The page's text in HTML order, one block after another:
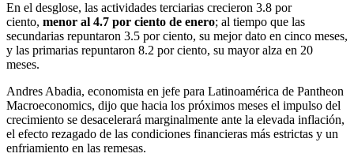
En el desglose, las actividades terciarias crecieron 3.8 por
ciento, menor al 4.7 por ciento de enero; al tiempo que las
secundarias repuntaron 3.5 por ciento, su mejor dato en cinco meses,
y las primarias repuntaron 8.2 por ciento, su mayor alza en 20
meses.
Andres Abadia, economista en jefe para Latinoamérica de Pantheon
Macroeconomics, dijo que hacia los próximos meses el impulso del
crecimiento se desacelerará marginalmente ante la elevada inflación,
el efecto rezagado de las condiciones financieras más estrictas y un
enfriamiento en las remesas.